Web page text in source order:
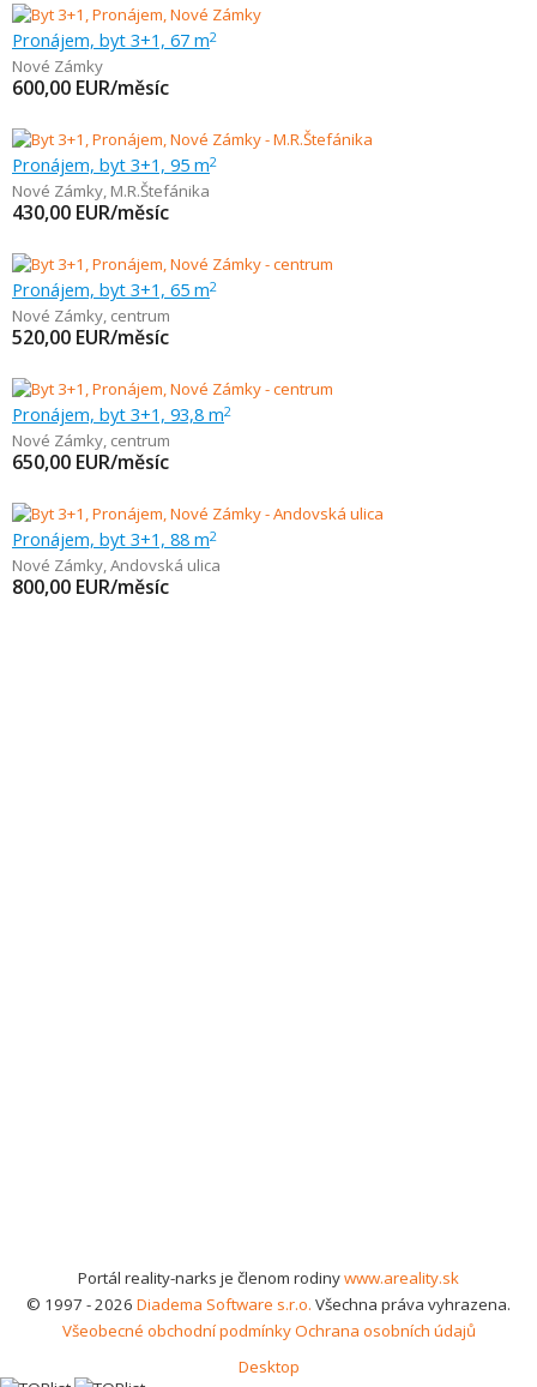
Pronájem, byt 3+1, 67 m2
Nové Zámky
600,00 EUR/měsíc
Pronájem, byt 3+1, 95 m2
Nové Zámky, M.R.Štefánika
430,00 EUR/měsíc
Pronájem, byt 3+1, 65 m2
Nové Zámky, centrum
520,00 EUR/měsíc
Pronájem, byt 3+1, 93,8 m2
Nové Zámky, centrum
650,00 EUR/měsíc
Pronájem, byt 3+1, 88 m2
Nové Zámky,Andovská ulica
800,00 EUR/měsíc
Portál reality-narks je členom rodinywww.areality.sk
© 1997 - 2026 Diadema Software s.r.o. Všechna práva vyhrazena.
Všeobecné obchodní podmínkyOchrana osobních údajů
Desktop